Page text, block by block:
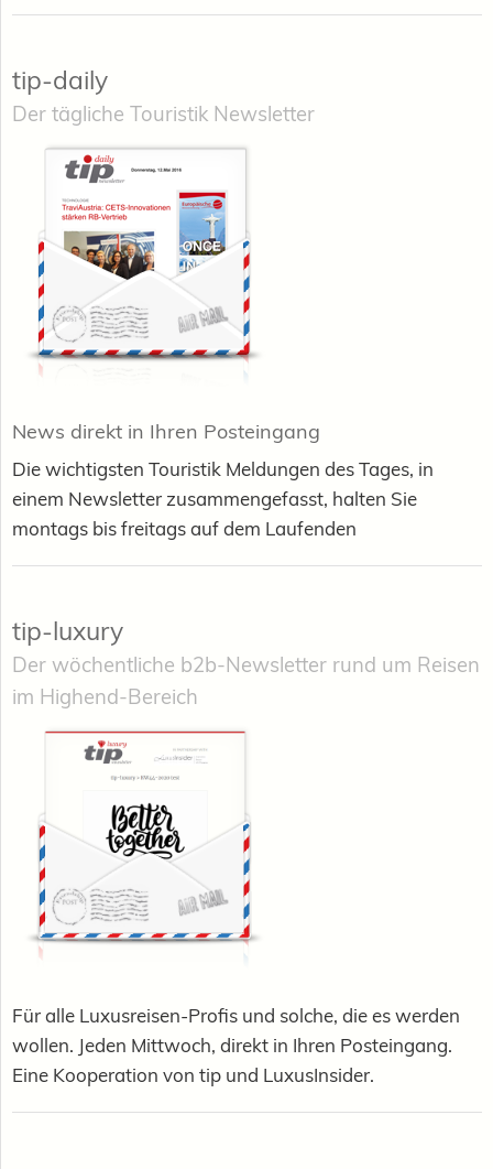
tip-daily
Der tägliche Touristik Newsletter
News direkt in Ihren Posteingang
Die wichtigsten Touristik Meldungen des Tages, in
einem Newsletter zusammengefasst, halten Sie
montags bis freitags auf dem Laufenden
tip-luxury
Der wöchentliche b2b-Newsletter rund um Reisen
im Highend-Bereich
Für alle Luxusreisen-Profis und solche, die es werden
wollen. Jeden Mittwoch, direkt in Ihren Posteingang.
Eine Kooperation von tip und LuxusInsider.